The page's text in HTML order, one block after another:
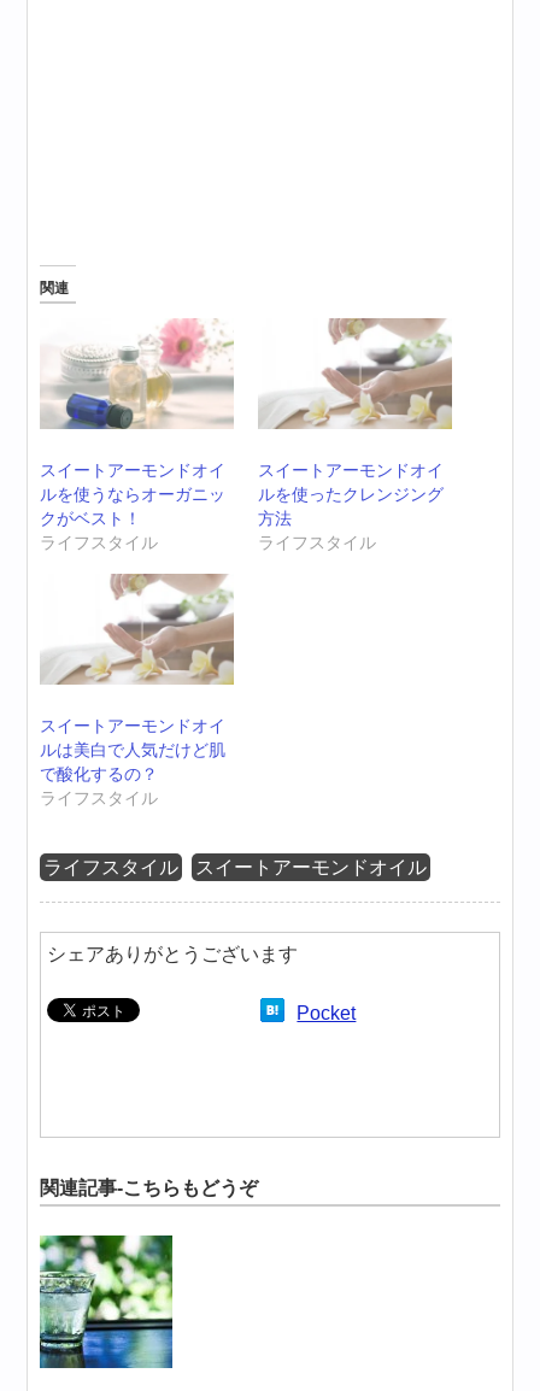
関連
スイートアーモンドオイ
ルを使うならオーガニッ
クがベスト！
ライフスタイル
スイートアーモンドオイ
ルを使ったクレンジング
方法
ライフスタイル
スイートアーモンドオイ
ルは美白で人気だけど肌
で酸化するの？
ライフスタイル
ライフスタイル スイートアーモンドオイル
シェアありがとうございます
Pocket
関連記事-こちらもどうぞ